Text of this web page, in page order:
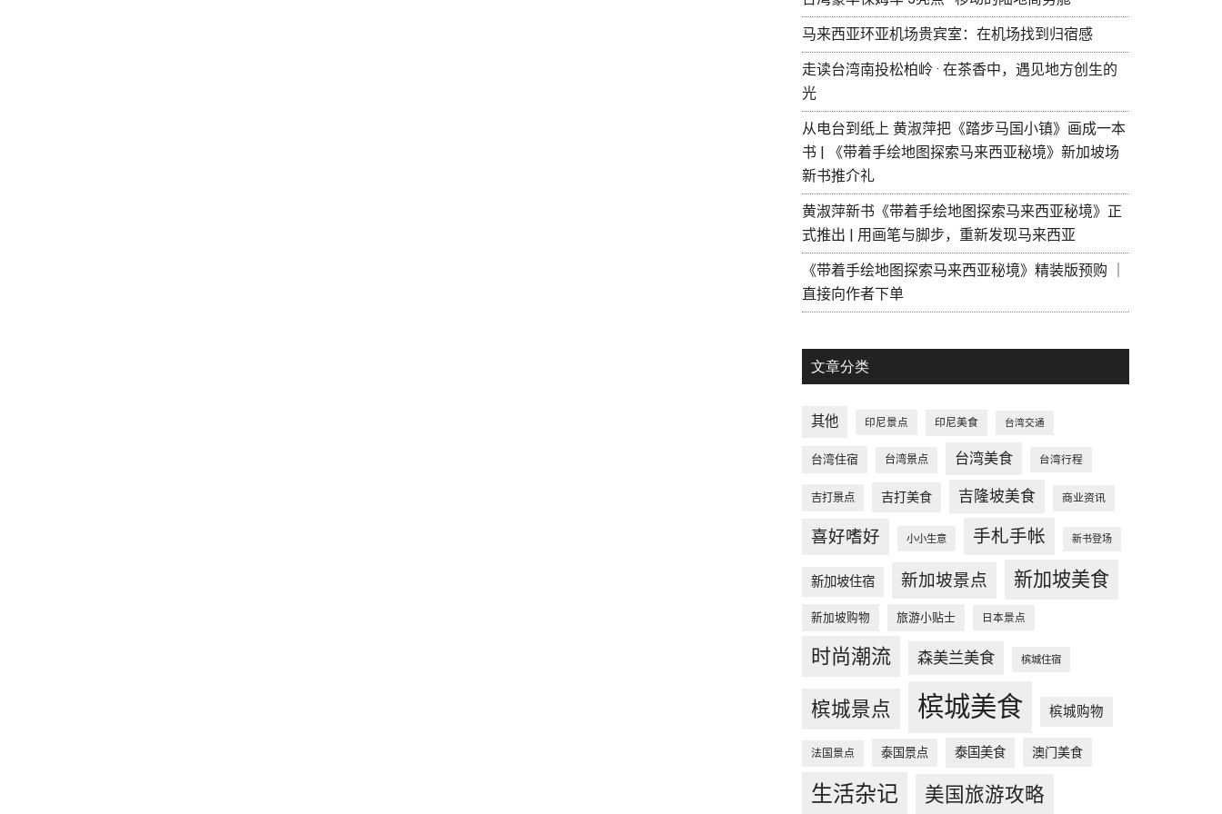
马来西亚环亚机场贵宾室：在机场找到归宿感
走读台湾南投松柏岭 · 在茶香中，遇见地方创生的
光
从电台到纸上 黄淑萍把《踏步马国小镇》画成一本
书 | 《带着手绘地图探索马来西亚秘境》新加坡场
新书推介礼
黄淑萍新书《带着手绘地图探索马来西亚秘境》正
式推出 | 用画笔与脚步，重新发现马来西亚
《带着手绘地图探索马来西亚秘境》精装版预购 ｜
直接向作者下单
文章分类
其他 印尼景点 印尼美食 台湾交通
台湾住宿 台湾景点 台湾美食 台湾行程
吉打景点 吉打美食 吉隆坡美食 商业资讯
喜好嗜好 小小生意 手札手帐 新书登场
新加坡住宿 新加坡景点 新加坡美食
新加坡购物 旅游小贴士 日本景点
时尚潮流 森美兰美食 槟城住宿
槟城景点 槟城美食 槟城购物
法国景点 泰国景点 泰国美食 澳门美食
生活杂记 美国旅游攻略